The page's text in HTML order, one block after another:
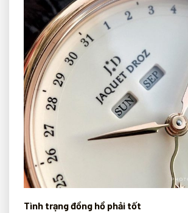
Tình trạng đồng hồ phải tốt